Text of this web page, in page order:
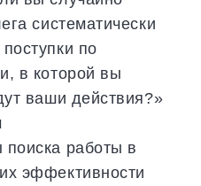
систематически
по
в которой вы
ваши действия?»
работы в
эффективности